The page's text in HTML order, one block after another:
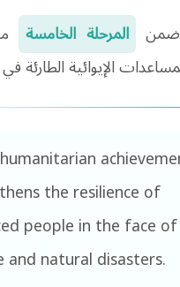
المرحلة الخامسة
الإيوائية الطارئة
the resilience of
people in the face of
and natural disasters.